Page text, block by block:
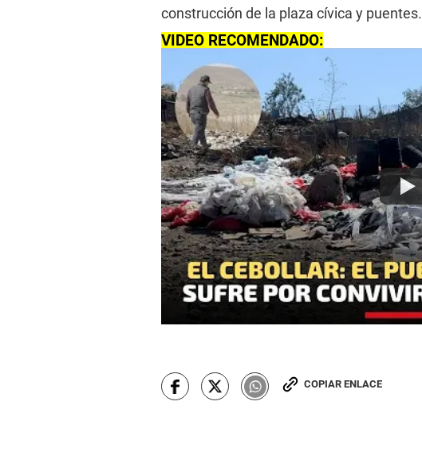
construcción de la plaza cívica y puentes.
VIDEO RECOMENDADO:
COPIAR ENLACE